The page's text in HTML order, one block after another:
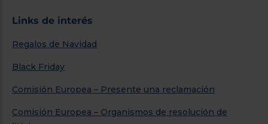
Links de interés
Regalos de Navidad
Black Friday
Comisión Europea – Presente una reclamación
Comisión Europea – Organismos de resolución de